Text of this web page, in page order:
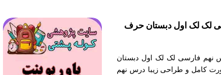
لک لک اول دبستان حرف
نهم فارسی لک لک اول دبستان
کامل و طراحی زیبا درس نهم